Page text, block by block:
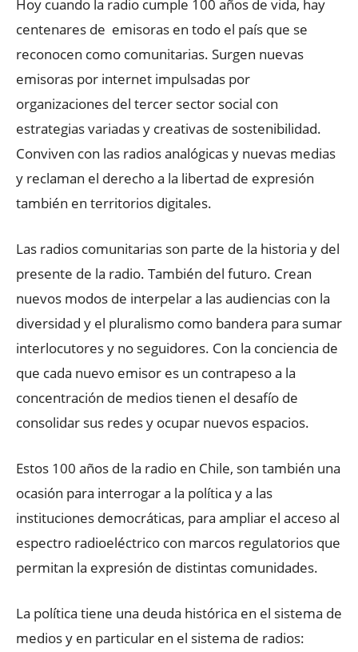
Hoy cuando la radio cumple 100 años de vida, hay
centenares de emisoras en todo el país que se
reconocen como comunitarias. Surgen nuevas
emisoras por internet impulsadas por
organizaciones del tercer sector social con
estrategias variadas y creativas de sostenibilidad.
Conviven con las radios analógicas y nuevas medias
y reclaman el derecho a la libertad de expresión
también en territorios digitales.
Las radios comunitarias son parte de la historia y del
presente de la radio. También del futuro. Crean
nuevos modos de interpelar a las audiencias con la
diversidad y el pluralismo como bandera para sumar
interlocutores y no seguidores. Con la conciencia de
que cada nuevo emisor es un contrapeso a la
concentración de medios tienen el desafío de
consolidar sus redes y ocupar nuevos espacios.
Estos 100 años de la radio en Chile, son también una
ocasión para interrogar a la política y a las
instituciones democráticas, para ampliar el acceso al
espectro radioeléctrico con marcos regulatorios que
permitan la expresión de distintas comunidades.
La política tiene una deuda histórica en el sistema de
medios y en particular en el sistema de radios: